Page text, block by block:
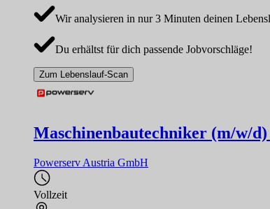
Wir analysieren in nur 3 Minuten deinen
Du erhältst für dich passende Jobvorschläge!
Zum Lebenslauf-Scan
Maschinenbautechniker (m/w/
Powerserv Austria GmbH
Vollzeit